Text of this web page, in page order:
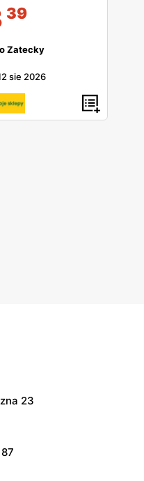
39
Zatecky
sie 2026
23